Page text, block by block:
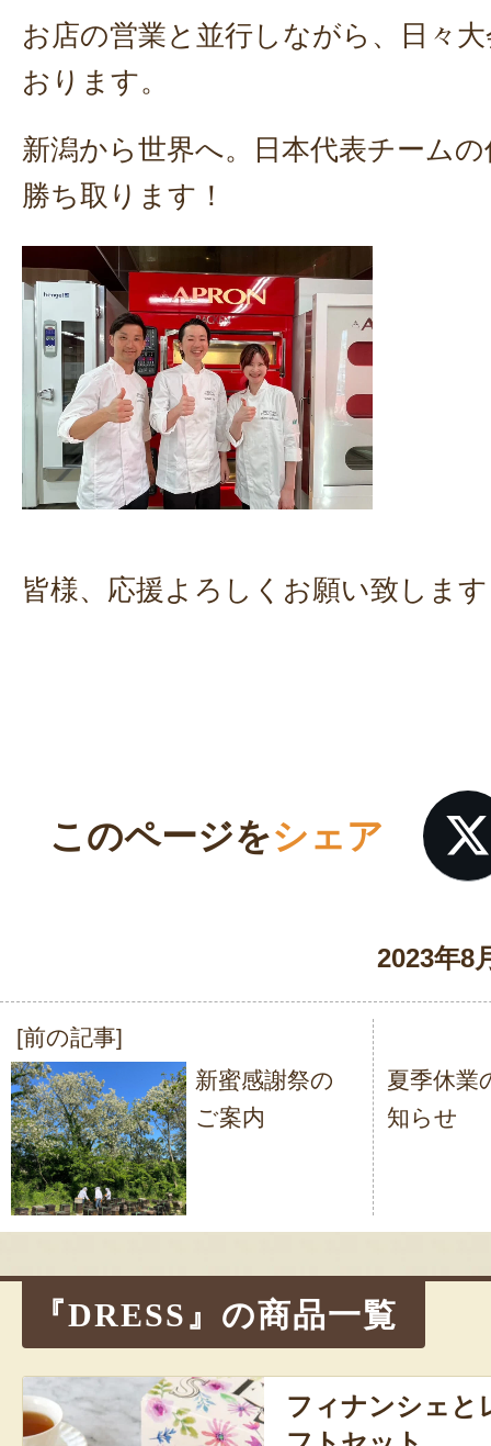
お店の営業と並行しながら、日々
おります。
新潟から世界へ。日本代表チーム
勝ち取ります！
皆様、応援よろしくお願い致しま
このページをシェア
2023年8
投
稿
ナ
ビ
ゲ
ョ
ン
[前の記事]
新蜜感謝祭の
ご案内
夏季休業
知らせ
『DRESS』の商品一覧
フィナンシェと